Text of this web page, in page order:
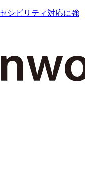
シビリティ対応に強